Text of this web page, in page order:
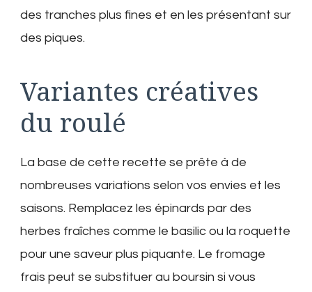
des tranches plus fines et en les présentant sur
des piques.
Variantes créatives
du roulé
La base de cette recette se prête à de
nombreuses variations selon vos envies et les
saisons. Remplacez les épinards par des
herbes fraîches comme le basilic ou la roquette
pour une saveur plus piquante. Le fromage
frais peut se substituer au boursin si vous